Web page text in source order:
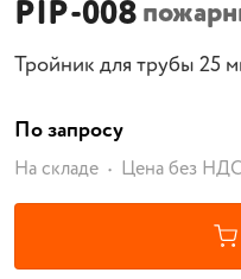
PIP-008
Тройник для трубы 25
По запросу
На складе Цена без НДС